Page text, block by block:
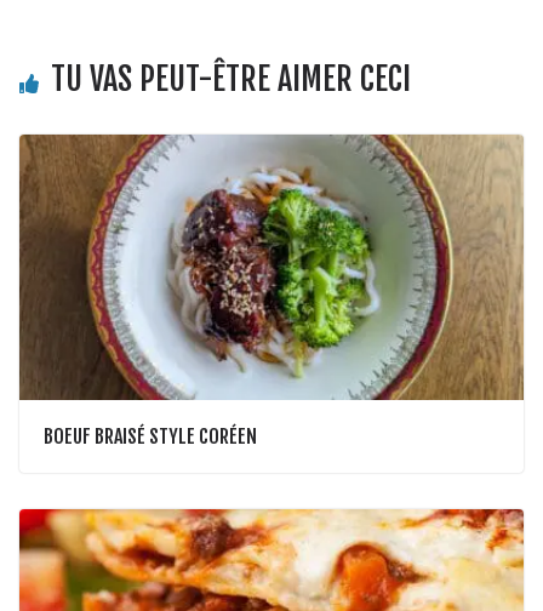
TU VAS PEUT-ÊTRE AIMER CECI
BOEUF BRAISÉ STYLE CORÉEN